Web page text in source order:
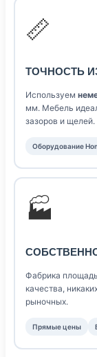
📏
ТОЧНОСТЬ
Используем
мм. Мебель
зазоров и щелей.
Оборудование
🏭
Фабрика
качества,
рыночных.
Прямые цены